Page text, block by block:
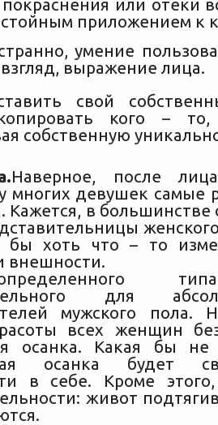
или отеки
приложением к
умение
выражение лица.
свой
кого –
собственную
Наверное, после
многих девушек самые
Кажется, в большинстве
бы хоть что – то
внешности.
для
мужского пола.
всех женщин
осанка. Какая бы
осанка будет
в себе. Кроме
живот